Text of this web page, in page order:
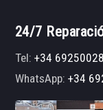
24/7
Tel:+34
WhatsApp:+34